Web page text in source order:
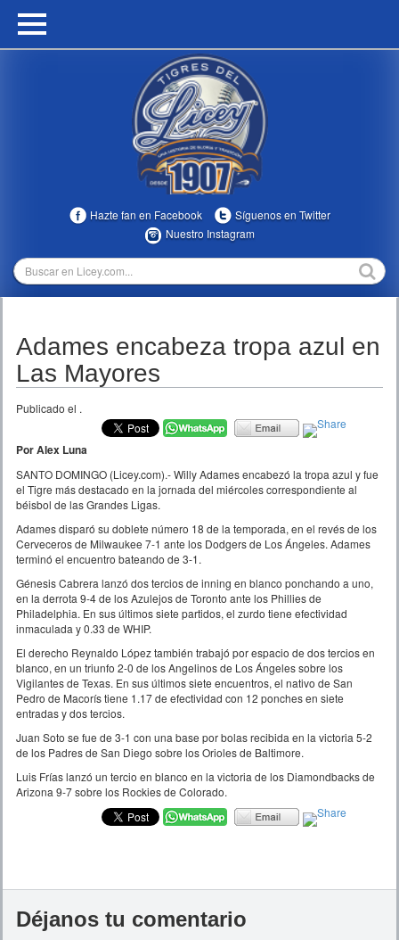
HOME
MULTIMEDIA
TEMPORADAS
Hazte fan en Facebook
Síguenos en Twitter
Nuestro Instagram
Adames encabeza tropa azul en
Las Mayores
Publicado el .
Por Alex Luna
SANTO DOMINGO (Licey.com).-Willy Adames encabezó la tropa azul y fue
el Tigre más destacado en la jornada del miércoles correspondiente al
béisbol de las Grandes Ligas.
Adames disparó su doblete número 18 de la temporada, en el revés de los
Cerveceros de Milwaukee 7-1 ante los Dodgers de Los Ángeles. Adames
terminó el encuentro bateando de 3-1.
Génesis Cabrera lanzó dos tercios de inning en blanco ponchando a uno,
en la derrota 9-4 de los Azulejos de Toronto ante los Phillies de
Philadelphia. En sus últimos siete partidos, el zurdo tiene efectividad
inmaculada y 0.33 de WHIP.
El derecho Reynaldo López también trabajó por espacio de dos tercios en
blanco, en un triunfo 2-0 de los Angelinos de Los Ángeles sobre los
Vigilantes de Texas. En sus últimos siete encuentros, el nativo de San
Pedro de Macorís tiene 1.17 de efectividad con 12 ponches en siete
entradas y dos tercios.
Juan Soto se fue de 3-1 con una base por bolas recibida en la victoria 5-2
de los Padres de San Diego sobre los Orioles de Baltimore.
Luis Frías lanzó un tercio en blanco en la victoria de los Diamondbacks de
Arizona 9-7 sobre los Rockies de Colorado.
Déjanos tu comentario